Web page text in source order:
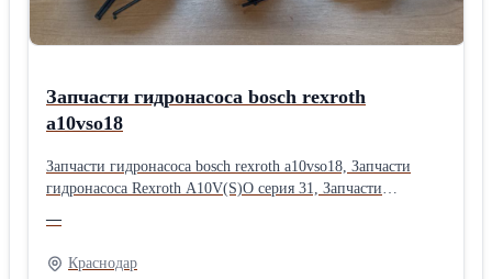
Запчасти гидронасоса bosch rexroth
a10vso18
Запчасти гидронасоса bosch rexroth a10vso18, Запчасти
гидронасоса Rexroth A10V(S)O серия 31, Запчасти
Запчасти гидронасоса bosch rexroth a10vso, Запчасти насоса
—
Краснодар